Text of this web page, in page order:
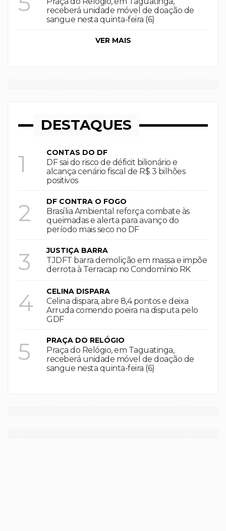
receberá unidade móvel de doação de
sangue nesta quinta-feira (6)
VER MAIS
DESTAQUES
1 CONTAS DO DF
DF sai do risco de déficit bilionário e
alcança cenário fiscal de R$ 3 bilhões
positivos
2 DF CONTRA O FOGO
Brasília Ambiental reforça combate às
queimadas e alerta para avanço do
período mais seco no DF
3 JUSTIÇA BARRA
TJDFT barra demolição em massa e impõe
derrota à Terracap no Condomínio RK
4 CELINA DISPARA
Celina dispara, abre 8,4 pontos e deixa
Arruda comendo poeira na disputa pelo
GDF
5 PRAÇA DO RELÓGIO
Praça do Relógio, em Taguatinga,
receberá unidade móvel de doação de
sangue nesta quinta-feira (6)